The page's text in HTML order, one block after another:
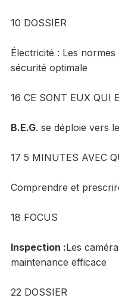
10 DOSSIER
Électricité : Les
sécurité optimale
16 CE SONT EUX QUI
B.E.G. se déploie vers
17 5 MINUTES AVEC
Comprendre et
18 FOCUS
Inspection :Les
maintenance efficace
22 DOSSIER